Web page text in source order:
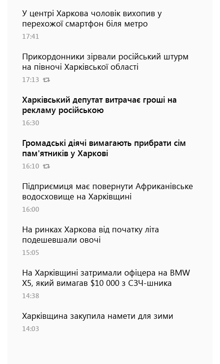
У центрі Харкова чоловік вихопив у
перехожої смартфон біля метро
17:41
Прикордонники зірвали російський штурм
на півночі Харківської області
17:13
Харківський депутат витрачає гроші на
рекламу російською
16:30
Громадські діячі вимагають прибрати сім
пам'ятників у Харкові
16:10
Підприємиця має повернути Африканівське
водосховище на Харківщині
16:00
На ринках Харкова від початку літа
подешевшали овочі
15:05
На Харківщині затримали офіцера на BMW
Х5, який вимагав $10 000 з СЗЧ-шника
14:38
Харківщина закупила намети для зими
14:03